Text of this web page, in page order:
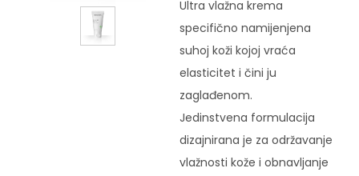
Ultra vlažna krema
specifično namijenjena
suhoj koži kojoj vraća
elasticitet i čini ju
zaglađenom.
Jedinstvena formulacija
dizajnirana je za održavanje
vlažnosti kože i obnavljanje